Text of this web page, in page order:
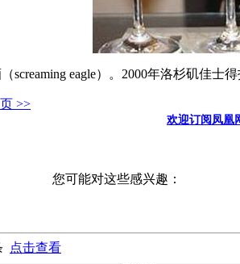
screaming eagle）。2000年洛杉矶佳士
>>
欢迎订阅凤凰
您可能对这些感兴趣：
点击查看